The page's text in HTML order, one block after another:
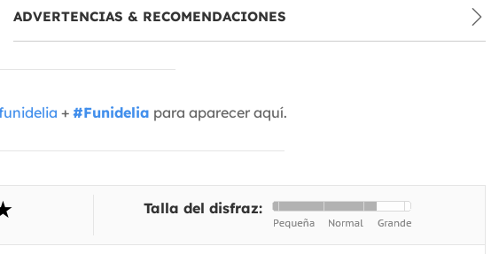
ADVERTENCIAS & RECOMENDACIONES
+ #Funidelia para aparecer aquí.
Talla del disfraz: